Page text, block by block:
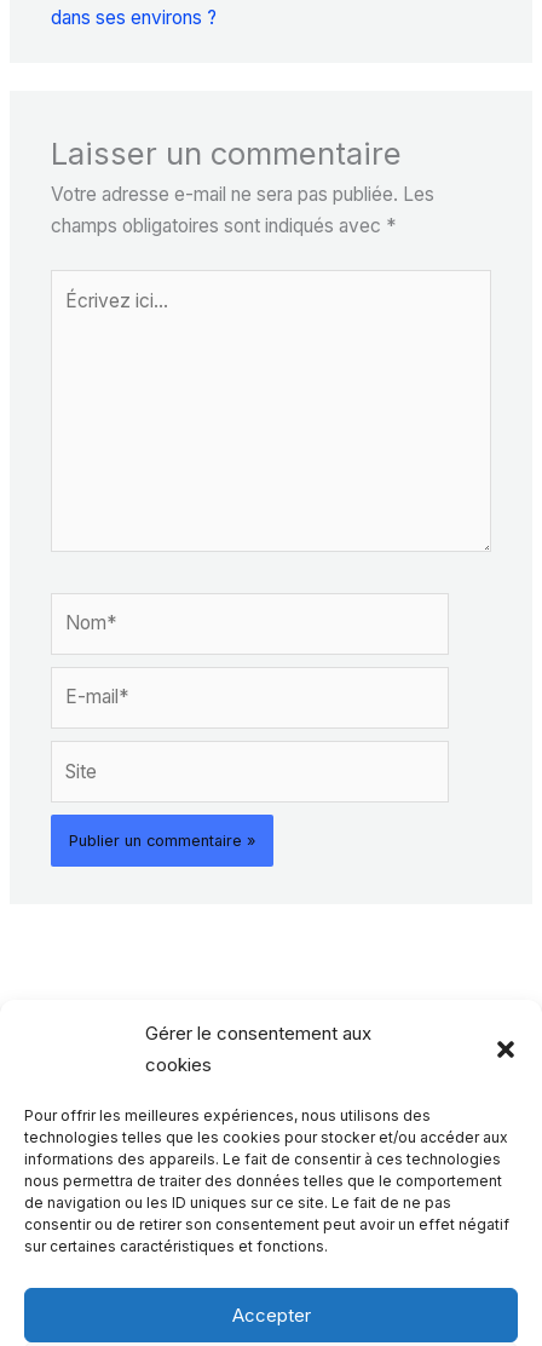
Gérer le consentement aux
cookies
Pour offrir les meilleures expériences, nous utilisons des
technologies telles que les cookies pour stocker et/ou accéder aux
informations des appareils. Le fait de consentir à ces technologies
nous permettra de traiter des données telles que le comportement
de navigation ou les ID uniques sur ce site. Le fait de ne pas
consentir ou de retirer son consentement peut avoir un effet négatif
sur certaines caractéristiques et fonctions.
Accepter
dans ses environs ?
Laisser un commentaire
Votre adresse e-mail ne sera pas publiée. Les
champs obligatoires sont indiqués avec *
Écrivez
ici…
Rechercher…
R
e